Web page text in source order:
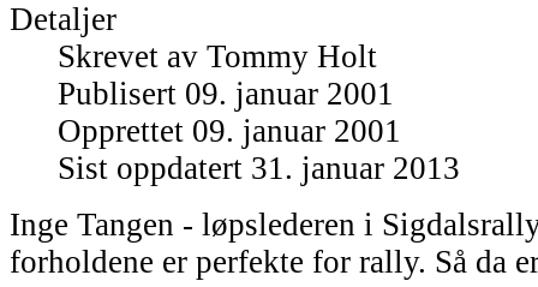
Detaljer
Skrevet av Tommy Holt
Publisert 09. januar 2001
Opprettet 09. januar 2001
Sist oppdatert 31. januar 2013
Inge Tangen - løpslederen i
forholdene er perfekte for rally. Så da